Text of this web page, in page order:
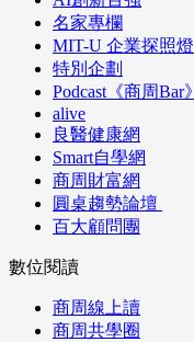
名家專欄
MIT-U 企業探照燈
特別企劃
Podcast《商周Bar》
alive
良醫健康網
Smart自學網
商周財富網
圓桌趨勢論壇
百大顧問團
數位閱讀
商周線上讀
商周共學圈